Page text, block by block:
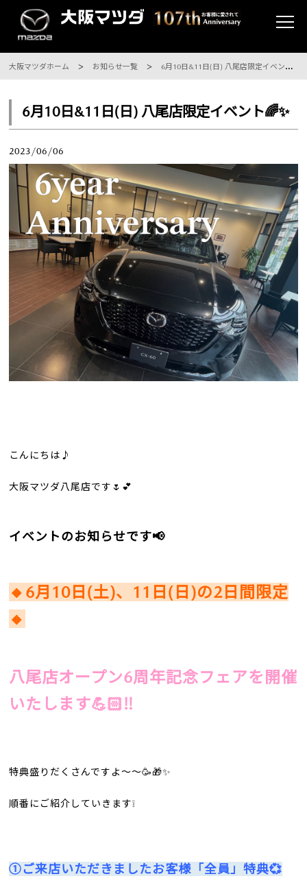
大阪マツダホーム お知らせ一覧 6月10日&11日(日) 八尾店限定イベント🌈✨
6月10日&11日(日) 八尾店限定イベント🌈✨
2023/06/06
こんにちは♪
大阪マツダ八尾店です🌷💕
イベントのお知らせです📢
🔸6月10日(土)、11日(日)の2日間限定
🔸
八尾店オープン6周年記念フェアを開催
いたします💪🏻‼️
特典盛りだくさんですよ〜〜🥳🎁✨
順番にご紹介していきます❕
①ご来店いただきましたお客様「全員」特典💞